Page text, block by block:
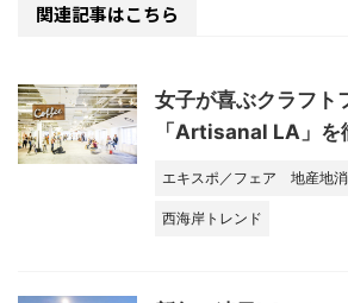
関連記事はこちら
女子が喜ぶクラフト
「Artisanal LA」を
エキスポ／フェア 地産地消
西海岸トレンド